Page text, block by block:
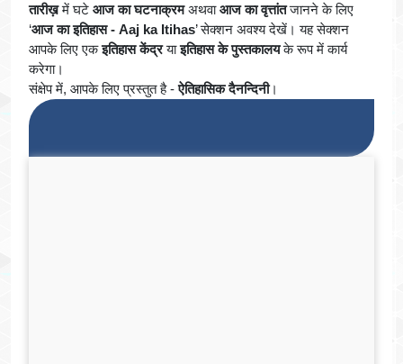
तारीख़में घटे आज का घटनाक्रमअथवाआज का वृत्तांतजानने के लिए
‘आज का इतिहास - Aaj ka Itihas’ सेक्शन अवश्य देखें। यह सेक्शन
आपके लिए एकइतिहास केंद्रयाइतिहास के पुस्तकालयके रूप में कार्य
करेगा।
संक्षेप में, आपके लिए प्रस्तुत है -ऐतिहासिक दैनन्दिनी।